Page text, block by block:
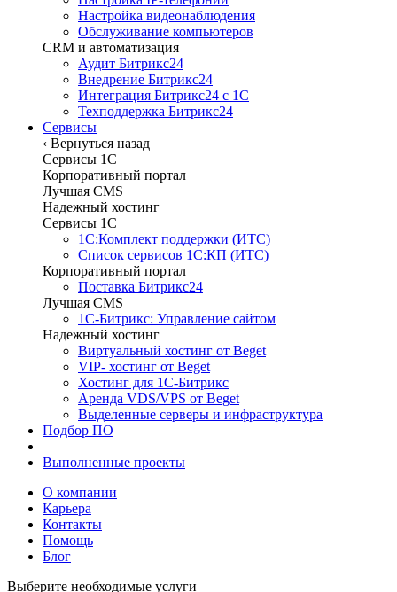
Настройка видеонаблюдения
Обслуживание компьютеров
CRM и автоматизация
Аудит Битрикс24
Внедрение Битрикс24
Интеграция Битрикс24 с 1С
Техподдержка Битрикс24
Сервисы
‹ Вернуться назад
Сервисы 1C
Корпоративный портал
Лучшая CMS
Надежный хостинг
Сервисы 1C
1С:Комплект поддержки (ИТС)
Список сервисов 1С:КП (ИТС)
Корпоративный портал
Поставка Битрикс24
Лучшая CMS
1С-Битрикс: Управление сайтом
Надежный хостинг
Виртуальный хостинг от Beget
VIP- хостинг от Beget
Хостинг для 1С-Битрикс
Аренда VDS/VPS от Beget
Выделенные серверы и инфраструктура
Подбор ПО
Выполненные проекты
О компании
Карьера
Контакты
Помощь
Блог
Выберите необходимые услуги